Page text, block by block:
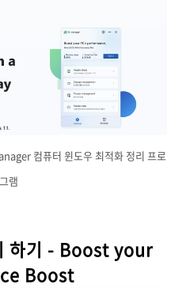
윈도우 최적화 정리 프로
그램
하기 - Boost your
Boost